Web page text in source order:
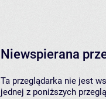
Niewspierana
Ta przeglądarka nie jest
jednej z poniższych